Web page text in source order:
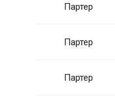
Партер
Партер
Партер